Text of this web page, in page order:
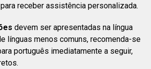
receber assistência personalizada.
devem ser apresentadas na língua
línguas menos comuns, recomenda-se
português imediatamente a seguir,